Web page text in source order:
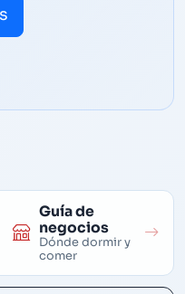
Guía de
negocios
Dónde dormir y
comer